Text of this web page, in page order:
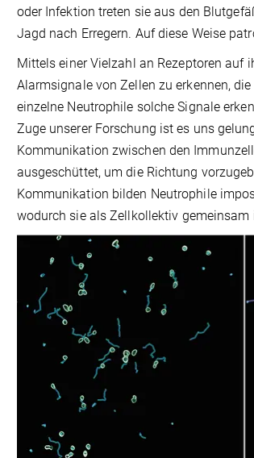
oder Infektion treten sie aus den
Jagd nach Erregern. Auf diese Weise
Mittels einer Vielzahl an Rezeptoren auf
Alarmsignale von Zellen zu erkennen,
einzelne Neutrophile solche Signale
Zuge unserer Forschung ist es uns
Kommunikation zwischen den
ausgeschüttet, um die Richtung
Kommunikation bilden Neutrophile
wodurch sie als Zellkollektiv gemeinsam